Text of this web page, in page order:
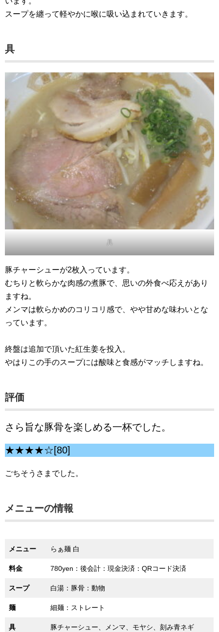
スープを纏って軽やかに喉に吸い込まれていきます。
具
具
豚チャーシューが2枚入っています。
むちりと軟らかな肉感の煮豚で、思いの外食べ応えがあり
ますね。
メンマは軟らかめのコリコリ感で、やや甘めな味わいとな
っています。
終盤は追加で頂いた紅生姜を投入。
やはりこの手のスープには酸味と食感がマッチしますね。
評価
さら旨な豚骨を楽しめる一杯でした。
★★★★☆[80]
ごちそうさまでした。
メニューの情報
メニュー らぁ麺 白
料金 780yen：後会計：現金決済：QRコード決済
スープ 白湯：豚骨：動物
麺 細麺：ストレート
具 豚チャーシュー、メンマ、モヤシ、刻み青ネギ